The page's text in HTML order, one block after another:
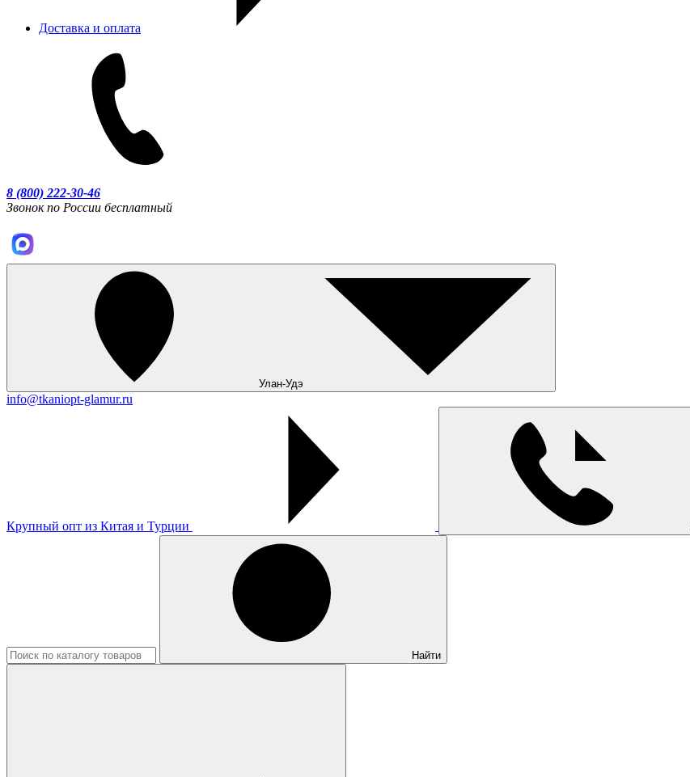
Доставка и оплата
8 (800) 222-30-46
Звонок по России бесплатный
Улан-Удэ
info@tkaniopt-glamur.ru
Крупный опт из Китая и Турции
Найти